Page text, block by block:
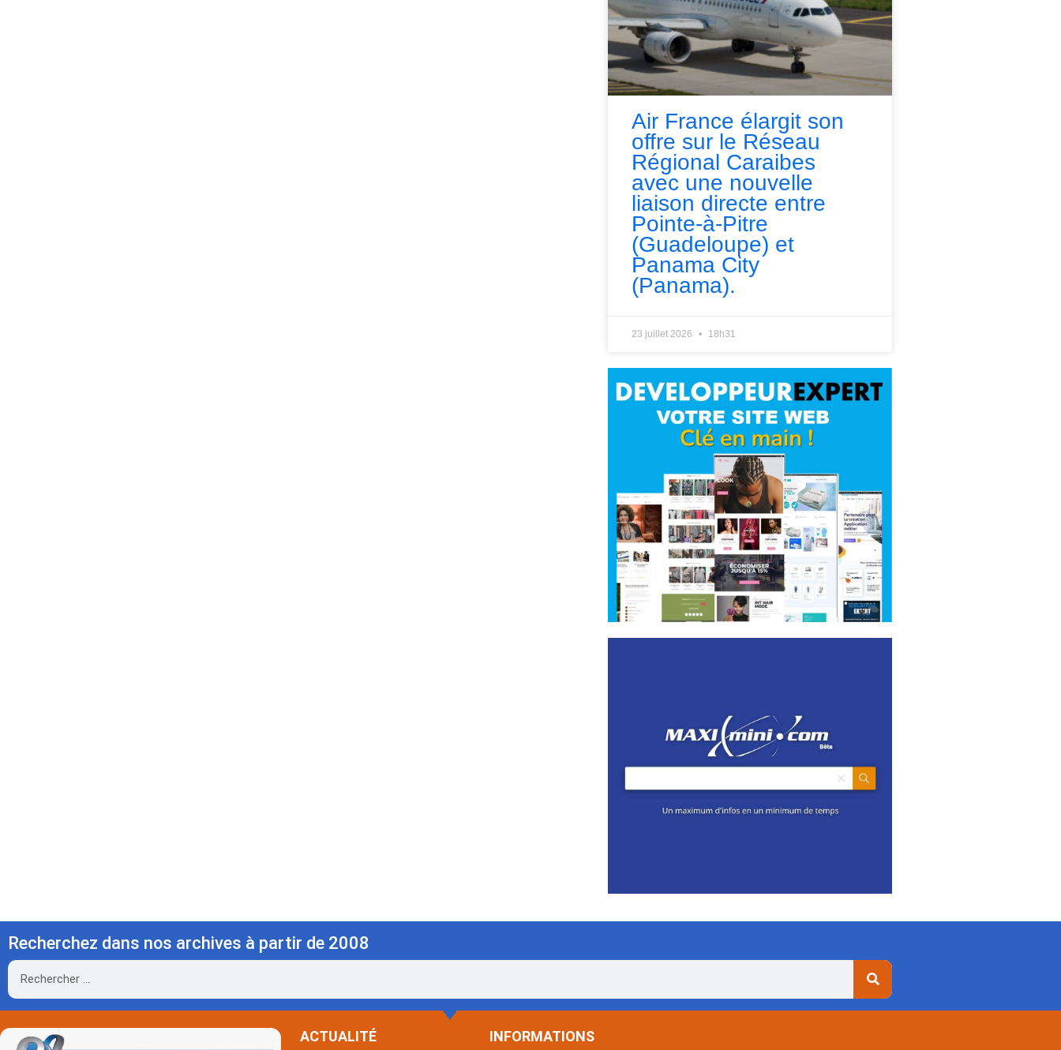
Air France élargit son
offre sur le Réseau
Régional Caraibes
avec une nouvelle
liaison directe entre
Pointe-à-Pitre
(Guadeloupe) et
Panama City
(Panama).
23 juillet 2026 18h31
Recherchez dans nos archives à partir de 2008
Rechercher
ACTUALITÉ INFORMATIONS